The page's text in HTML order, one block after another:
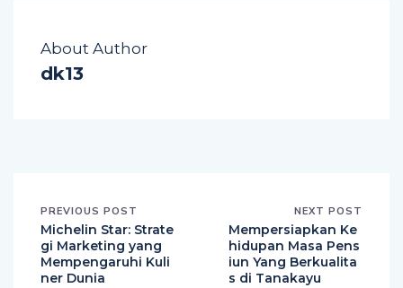
About Author
dk13
PREVIOUS POST
Michelin Star: Strate
gi Marketing yang
Mempengaruhi Kuli
ner Dunia
NEXT POST
Mempersiapkan Ke
hidupan Masa Pens
iun Yang Berkualita
s di Tanakayu